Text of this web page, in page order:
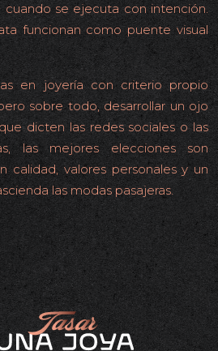
se ejecuta con intención.
funcionan como puente visual
en joyería con criterio propio
sobre todo, desarrollar un ojo
dicten las redes sociales o las
las mejores elecciones son
calidad, valores personales y un
las modas pasajeras.